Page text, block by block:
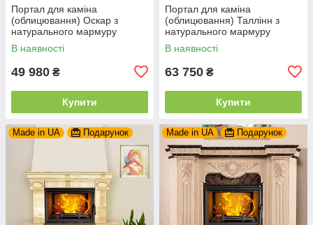
Портал для каміна
(облицювання) Оскар з
натурального мармуру
Botticino/Daino Reale
В наявності
49 980 ₴
Купити
Портал для каміна
(облицювання) Таллінн з
натурального мармуру
Botticino
В наявності
63 750 ₴
Купити
Made in UA Подарунок Made in UA Подарунок